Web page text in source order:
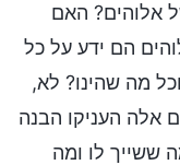
אלוהים? האם
הם ידע על כל
מה שהינו? לא,
אלה העניקו הבנה
ששייך לו ומה